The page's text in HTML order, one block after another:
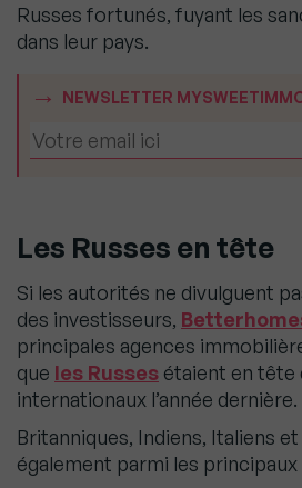
Russes fortunés, fuyant les
dans leur pays.
NEWSLETTER
Les Russes en tête
Si les autorités ne divulguent
des investisseurs,
principales agences
que les Russes étaient en tête
internationaux l’année dernière.
Britanniques, Indiens, Italiens
également parmi les